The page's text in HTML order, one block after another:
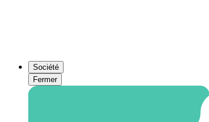
Société
Fermer